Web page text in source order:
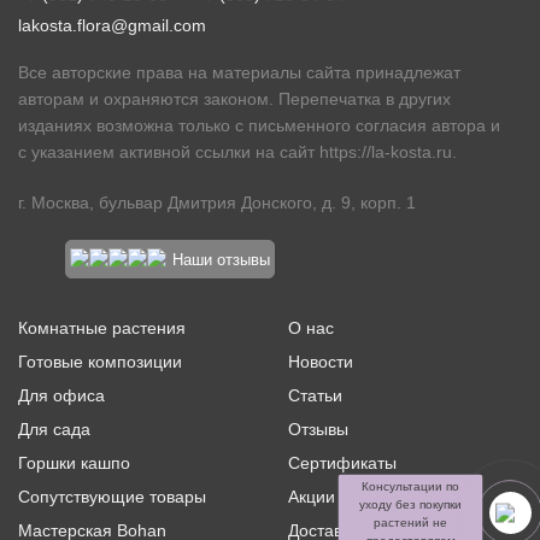
lakosta.flora@gmail.com
Все авторские права на материалы сайта принадлежат
авторам и охраняются законом. Перепечатка в других
изданиях возможна только с письменного согласия автора и
с указанием активной ссылки на сайт https://la-kosta.ru
г. Москва, бульвар Дмитрия Донского, д. 9, корп. 1
Наши отзывы
Комнатные растения
Готовые композиции
Для офиса
Для сада
Горшки кашпо
Сопутствующие товары
Мастерская Bohan
О нас
Новости
Статьи
Отзывы
Сертификаты
Акции и скидки
Доставка и оплата
Консультации по
уходу без покупки
растений не